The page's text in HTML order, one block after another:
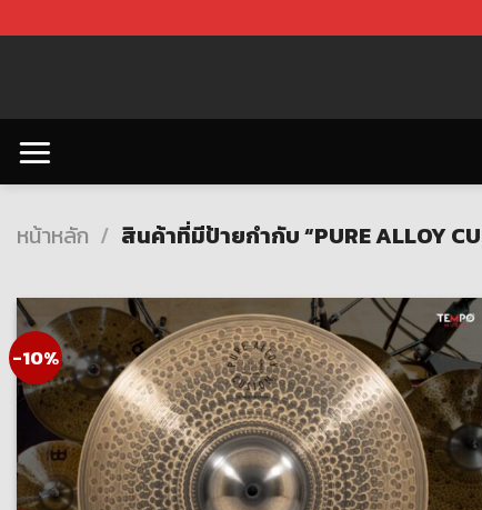
to
หน้าหลัก / สินค้าที่มีป้ายกำกับ “PURE ALLOY
-10%